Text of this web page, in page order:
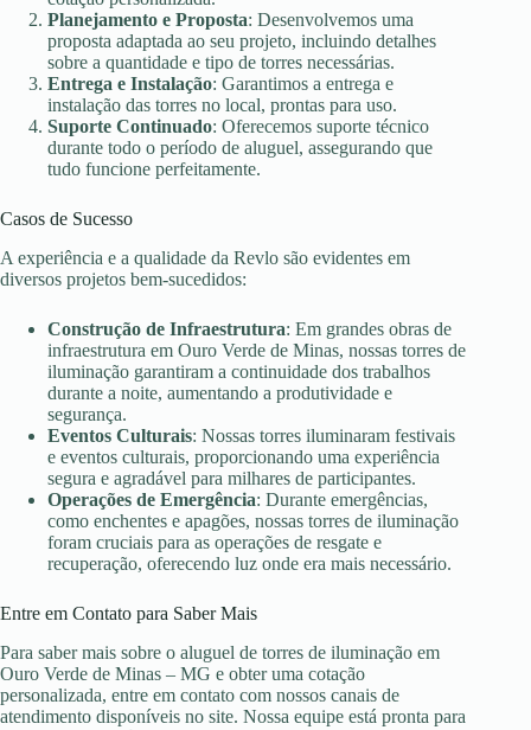
Planejamento e Proposta: Desenvolvemos uma
proposta adaptada ao seu projeto, incluindo detalhes
sobre a quantidade e tipo de torres necessárias.
Entrega e Instalação: Garantimos a entrega e
instalação das torres no local, prontas para uso.
Suporte Continuado: Oferecemos suporte técnico
durante todo o período de aluguel, assegurando que
tudo funcione perfeitamente.
Casos de Sucesso
A experiência e a qualidade da Revlo são evidentes em
diversos projetos bem-sucedidos:
Construção de Infraestrutura: Em grandes obras de
infraestrutura em Ouro Verde de Minas, nossas torres de
iluminação garantiram a continuidade dos trabalhos
durante a noite, aumentando a produtividade e
segurança.
Eventos Culturais: Nossas torres iluminaram festivais
e eventos culturais, proporcionando uma experiência
segura e agradável para milhares de participantes.
Operações de Emergência: Durante emergências,
como enchentes e apagões, nossas torres de iluminação
foram cruciais para as operações de resgate e
recuperação, oferecendo luz onde era mais necessário.
Entre em Contato para Saber Mais
Para saber mais sobre o aluguel de torres de iluminação em
Ouro Verde de Minas – MG e obter uma cotação
personalizada, entre em contato com nossos canais de
atendimento disponíveis no site. Nossa equipe está pronta para